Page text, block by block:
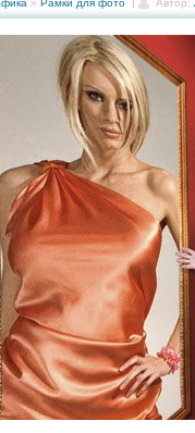
» Рамки для фото | Автор: